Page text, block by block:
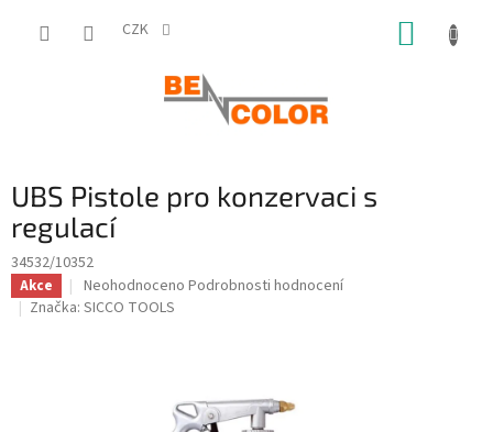
CZK
UBS Pistole pro konzervaci s
regulací
34532/10352
Akce
Průměrné
hodnocení
Neohodnoceno Podrobnosti hodnocení
Značka: SICCO TOOLS